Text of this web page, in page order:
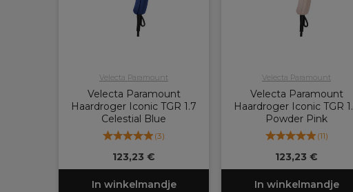
Velecta Paramount
Velecta Paramount
Haardroger Iconic TGR 1.7
Celestial Blue
(3)
123,23 €
In winkelmandje
Velecta Paramount
Velecta Paramount
Haardroger Iconic TGR
Powder Pink
(11)
123,23 €
In winkelmandje